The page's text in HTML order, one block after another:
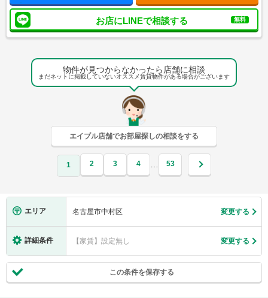
お店にLINEで相談する 無料
物件が見つからなかったら店舗に相談
まだネットに掲載していないオススメ賃貸物件がある場合がございます
エイブル店舗でお部屋探しの相談をする
1 2 3 4 … 53
エリア 名古屋市中村区 変更する
詳細条件 【家賃】設定無し 変更する
この条件を保存する